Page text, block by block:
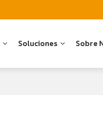
Soluciones Sobre